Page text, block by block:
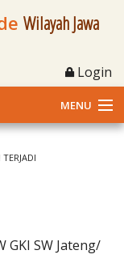
Wilayah Jawa
Login
MENU
GKI SW Jateng/